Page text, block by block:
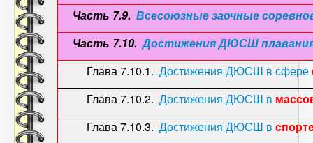
Часть 7.9. Всесоюзные заочные
Часть 7.10.Достижения ДЮСШ
Глава 7.10.1. Достижения ДЮСШ в сфере
Глава 7.10.2. Достижения ДЮСШ в
Глава 7.10.3. Достижения ДЮСШ в